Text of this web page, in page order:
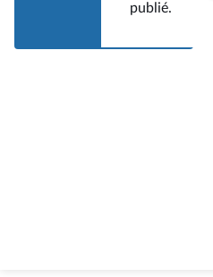
publié.